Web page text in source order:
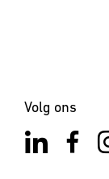
Volg ons